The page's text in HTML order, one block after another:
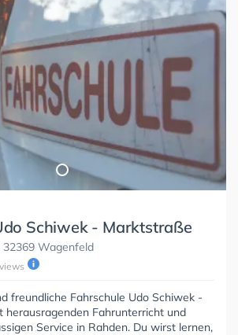
Schiwek - Marktstraße
Wagenfeld
freundliche Fahrschule Udo Schiwek -
herausragenden Fahrunterricht und
Service in Rahden. Du wirst lernen,